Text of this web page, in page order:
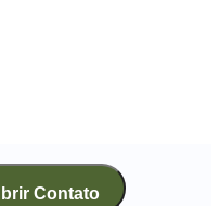
Contato